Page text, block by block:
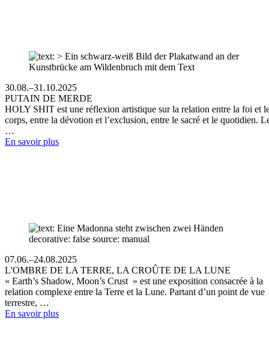
30.08.–31.10.2025
PUTAIN DE MERDE
HOLY SHIT est une réflexion artistique sur la relation entre la foi et
corps, entre la dévotion et l’exclusion, entre le sacré et le quotidien.
…
En savoir plus
07.06.–24.08.2025
L'OMBRE DE LA TERRE, LA CROÛTE DE LA LUNE
« Earth’s Shadow, Moon’s Crust » est une exposition consacrée à la
relation complexe entre la Terre et la Lune. Partant d’un point de vue
terrestre, …
En savoir plus